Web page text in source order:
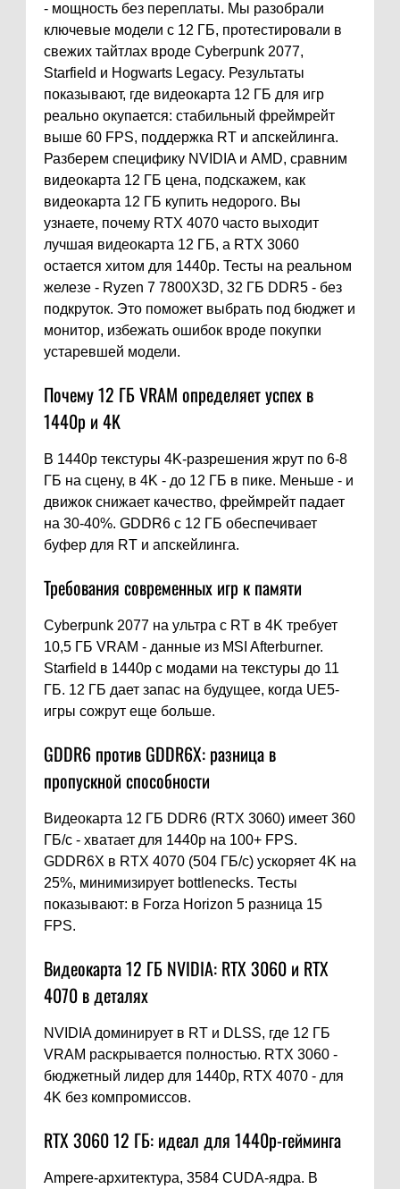
- мощность без переплаты. Мы разобрали
ключевые модели с 12 ГБ, протестировали в
свежих тайтлах вроде Cyberpunk 2077,
Starfield и Hogwarts Legacy. Результаты
показывают, где видеокарта 12 ГБ для игр
реально окупается: стабильный фреймрейт
выше 60 FPS, поддержка RT и апскейлинга.
Разберем специфику NVIDIA и AMD, сравним
видеокарта 12 ГБ цена, подскажем, как
видеокарта 12 ГБ купить недорого. Вы
узнаете, почему RTX 4070 часто выходит
лучшая видеокарта 12 ГБ, а RTX 3060
остается хитом для 1440p. Тесты на реальном
железе - Ryzen 7 7800X3D, 32 ГБ DDR5 - без
подкруток. Это поможет выбрать под бюджет и
монитор, избежать ошибок вроде покупки
устаревшей модели.
Почему 12 ГБ VRAM определяет успех в
1440p и 4K
В 1440p текстуры 4K-разрешения жрут по 6-8
ГБ на сцену, в 4K - до 12 ГБ в пике. Меньше - и
движок снижает качество, фреймрейт падает
на 30-40%. GDDR6 с 12 ГБ обеспечивает
буфер для RT и апскейлинга.
Требования современных игр к памяти
Cyberpunk 2077 на ультра с RT в 4K требует
10,5 ГБ VRAM - данные из MSI Afterburner.
Starfield в 1440p с модами на текстуры до 11
ГБ. 12 ГБ дает запас на будущее, когда UE5-
игры сожрут еще больше.
GDDR6 против GDDR6X: разница в
пропускной способности
Видеокарта 12 ГБ DDR6 (RTX 3060) имеет 360
ГБ/с - хватает для 1440p на 100+ FPS.
GDDR6X в RTX 4070 (504 ГБ/с) ускоряет 4K на
25%, минимизирует bottlenecks. Тесты
показывают: в Forza Horizon 5 разница 15
FPS.
Видеокарта 12 ГБ NVIDIA: RTX 3060 и RTX
4070 в деталях
NVIDIA доминирует в RT и DLSS, где 12 ГБ
VRAM раскрывается полностью. RTX 3060 -
бюджетный лидер для 1440p, RTX 4070 - для
4K без компромиссов.
RTX 3060 12 ГБ: идеал для 1440p-гейминга
Ampere-архитектура, 3584 CUDA-ядра. В